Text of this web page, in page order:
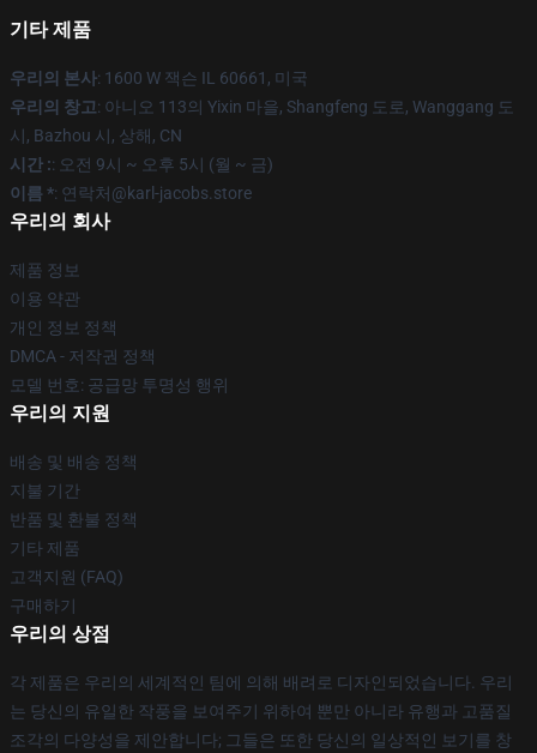
기타 제품
우리의 본사: 1600 W 잭슨 IL 60661, 미국
우리의 창고: 아니오 113의 Yixin 마을, Shangfeng 도로, Wanggang 도
시, Bazhou 시, 상해, CN
시간 :: 오전 9시 ~ 오후 5시 (월 ~ 금)
이름 *: 연락처@karl-jacobs.store
우리의 회사
제품 정보
이용 약관
개인 정보 정책
DMCA - 저작권 정책
모델 번호: 공급망 투명성 행위
우리의 지원
배송 및 배송 정책
지불 기간
반품 및 환불 정책
기타 제품
고객지원 (FAQ)
구매하기
우리의 상점
각 제품은 우리의 세계적인 팀에 의해 배려로 디자인되었습니다. 우리
는 당신의 유일한 작풍을 보여주기 위하여 뿐만 아니라 유행과 고품질
조각의 다양성을 제안합니다; 그들은 또한 당신의 일상적인 보기를 창